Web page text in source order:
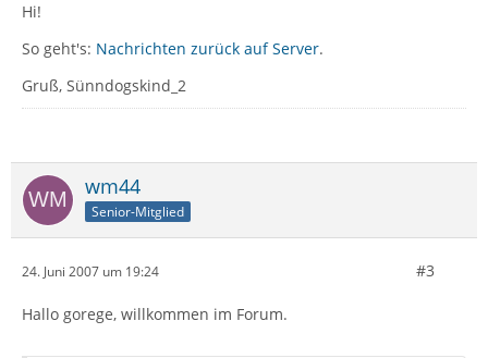
Hi!
So geht's: Nachrichten zurück auf Server.
Gruß, Sünndogskind_2
wm44
Senior-Mitglied
24. Juni 2007 um 19:24 #3
Hallo gorege, willkommen im Forum.